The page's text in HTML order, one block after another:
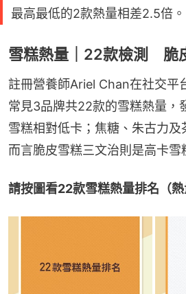
最高最低的2款熱量相差2.5倍。
雪糕熱量｜22款檢測 脆
註冊營養師Ariel Chan在社交平
常見3品牌共22款的雪糕熱量，
雪糕相對低卡；焦糖、朱古力
而言脆皮雪糕三文治則是高卡雪
請按圖看22款雪糕熱量排名（熱